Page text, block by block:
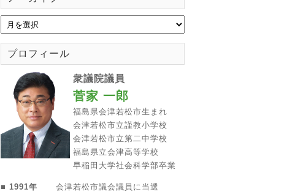
プロフィール
衆議院議員
菅家 一郎
福島県会津若松市生まれ
会津若松市立謹教小学校
会津若松市立第二中学校
福島県立会津高等学校
早稲田大学社会科学部卒業
■ 1991年
会津若松市議会議員に当選